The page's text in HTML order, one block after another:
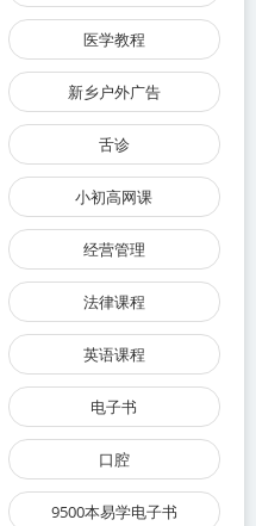
医学教程
新乡户外广告
舌诊
小初高网课
经营管理
法律课程
英语课程
电子书
口腔
9500本易学电子书